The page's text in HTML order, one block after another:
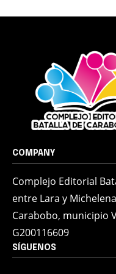
COMPANY
Complejo Editorial
entre Lara y
Carabobo, municipio
G200116609
SÍGUENOS